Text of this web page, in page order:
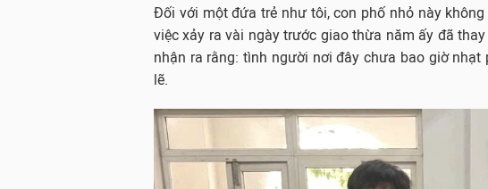
Đối với một đứa trẻ như tôi, con phố nhỏ này
việc xảy ra vài ngày trước giao thừa năm ấy đã
nhận ra rằng: tình người nơi đây chưa bao giờ
lẽ.